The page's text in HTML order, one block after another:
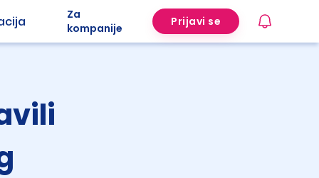
Za
kompanije
Prijavi se